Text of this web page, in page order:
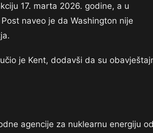
17. marta 2026. godine, a u
naveo je da Washington nije
je Kent, dodavši da su
agencije za nuklearnu energiju